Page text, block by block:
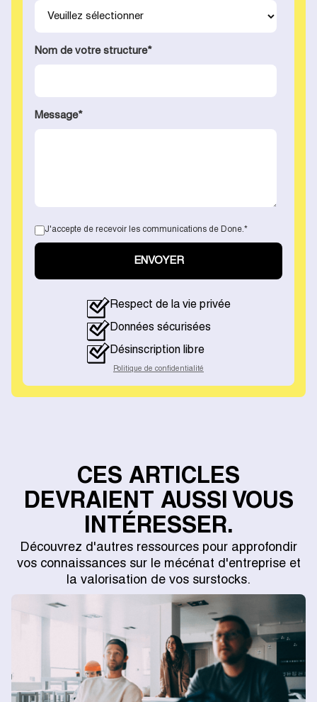
Nom de votre structure*
Message*
J'accepte de recevoir les communications de Done. *
Respect de la vie privée
Données sécurisées
Désinscription libre
Politique de confidentialité
CES ARTICLES
DEVRAIENT AUSSI VOUS
INTÉRESSER.
Découvrez d'autres ressources pour approfondir
vos connaissances sur le mécénat d'entreprise et
la valorisation de vos surstocks.